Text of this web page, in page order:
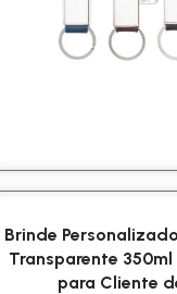
Brinde
Transparente
para Cliente